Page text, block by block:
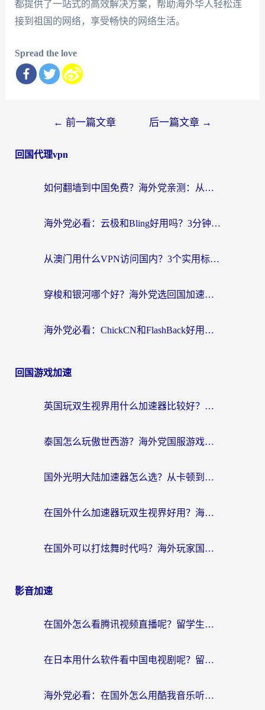
都提供了一站式的高效解决方案，帮助海外华人轻松连
接到祖国的网络，享受畅快的网络生活。
Spread the love
导
← 前一篇文章 后一篇文章 →
回国代理vpn
如何翻墙到中国免费？海外党亲测：从踩坑到选对加速器的全攻略
海外党必看：云极和Bling好用吗？3分钟教你选对回国加速器
从澳门用什么VPN访问国内？3个实用标准帮你避开坑，无缝刷剧听歌
穿梭和银河哪个好？海外党选回国加速器的避坑指南，附番茄加速器实测体验
海外党必看：ChickCN和FlashBack好用吗？3招教你选对回国加速器（附云极、HomeCN、斧牛vs艾果对比）
回国游戏加速
英国玩双生视界用什么加速器比较好？海外党亲测有效的国服游戏加速方案
泰国怎么玩傲世西游？海外党国服游戏加速终极攻略（附光明大陆量子特攻实测）
国外光明大陆加速器怎么选？从卡顿到丝滑的终极指南（含德国玩走开外星人墨西哥玩俄罗斯方块技巧）
在国外什么加速器玩双生视界好用？海外党亲测不踩坑的终极指南
在国外可以打炫舞时代吗？海外玩家国服游戏加速全攻略（附实测推荐）
影音加速
在国外怎么看腾讯视频直播呢？留学生亲测有效的回国加速指南
在日本用什么软件看中国电视剧呢？留学生亲测有效的回国加速方案
海外党必看：在国外怎么用酷我音乐听音乐？告别“地区不支持”的实用指南